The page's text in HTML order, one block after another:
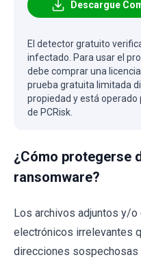
Descargue
El detector gratuito
infectado. Para usar el
debe comprar una
prueba gratuita limitada
propiedad y está operado
de PCRisk.
¿Cómo protegerse
ransomware?
Los archivos adjuntos y/
electrónicos irrelevantes
direcciones